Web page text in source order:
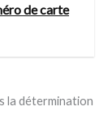
de carte
la détermination